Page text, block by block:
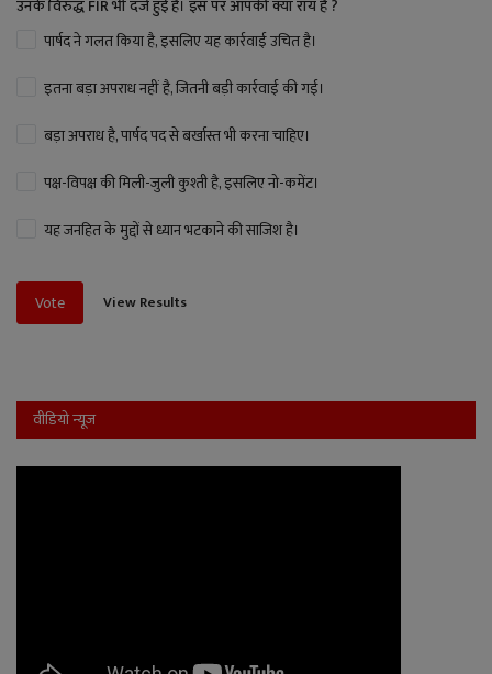
उनके विरुद्ध FIR भी दर्ज हुई है। इस पर आपकी क्या राय है ?
पार्षद ने गलत किया है, इसलिए यह कार्रवाई उचित है।
इतना बड़ा अपराध नहीं है, जितनी बड़ी कार्रवाई की गई।
बड़ा अपराध है, पार्षद पद से बर्खास्त भी करना चाहिए।
पक्ष-विपक्ष की मिली-जुली कुश्ती है, इसलिए नो-कमेंट।
यह जनहित के मुद्दों से ध्यान भटकाने की साजिश है।
Vote View Results
वीडियो न्यूज